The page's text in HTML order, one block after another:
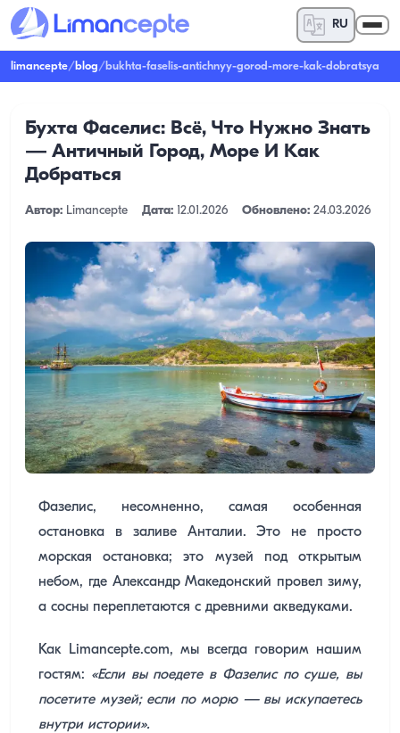
RU
limancepte/blog/bukhta-faselis-antichnyy-gorod-more-kak-dobratsya
Бухта Фаселис: Всё, Что Нужно Знать
— Античный Город, Море И Как
Добраться
Автор: Limancepte Дата: 12.01.2026 Обновлено: 24.03.2026
Фазелис, несомненно, самая особенная
остановка в заливе Анталии. Это не просто
морская остановка; это музей под открытым
небом, где Александр Македонский провел зиму,
а сосны переплетаются с древними акведуками.
Как Limancepte.com, мы всегда говорим нашим
гостям: «Если вы поедете в Фазелис по суше, вы
посетите музей; если по морю — вы искупаетесь
внутри истории».